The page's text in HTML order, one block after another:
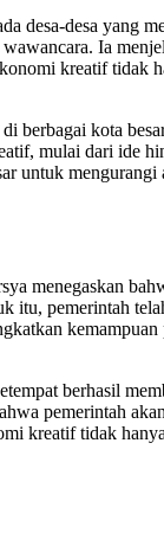
desa-desa yang
Ia
kreatif tidak
kota
mulai dari ide
menegaskan
itu, pemerintah
berhasil
pemerintah
kreatif tidak